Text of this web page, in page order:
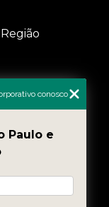
conosco
Paulo e